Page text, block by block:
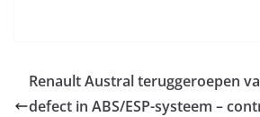
Renault Austral teruggeroepen
defect in ABS/ESP-systeem –